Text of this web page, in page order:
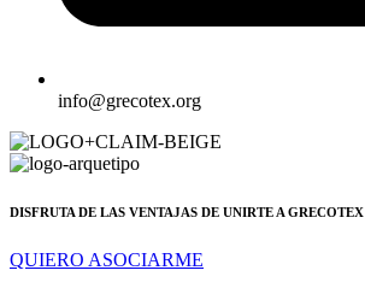
info@grecotex.org
DISFRUTA DE LAS VENTAJAS DE UNIRTE A GRECOTEX
QUIERO ASOCIARME